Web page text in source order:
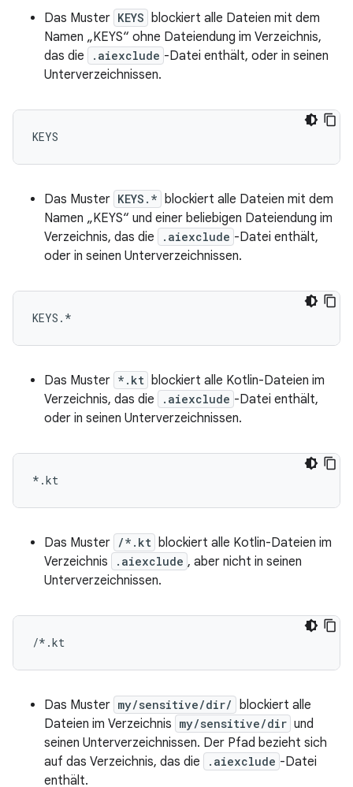
Das Muster KEYS
blockiert alle Dateien mit dem
Namen „KEYS“ ohne Dateiendung im Verzeichnis,
das die
.aiexclude -Datei enthält, oder in seinen
Unterverzeichnissen.
Das Muster KEYS.*
blockiert alle Dateien mit dem
Namen „KEYS“ und einer beliebigen Dateiendung im
Verzeichnis, das die
.aiexclude -Datei enthält,
oder in seinen Unterverzeichnissen.
Das Muster *.kt
blockiert alle Kotlin-Dateien im
Verzeichnis, das die
.aiexclude -Datei enthält,
oder in seinen Unterverzeichnissen.
Das Muster /*.kt
blockiert alle Kotlin-Dateien im
Verzeichnis
.aiexclude , aber nicht in seinen
Unterverzeichnissen.
Das Muster my/sensitive/dir/
blockiert alle
Dateien im Verzeichnis my/sensitive/dir und
seinen Unterverzeichnissen. Der Pfad bezieht sich
auf das Verzeichnis, das die
.aiexclude -Datei
enthält.